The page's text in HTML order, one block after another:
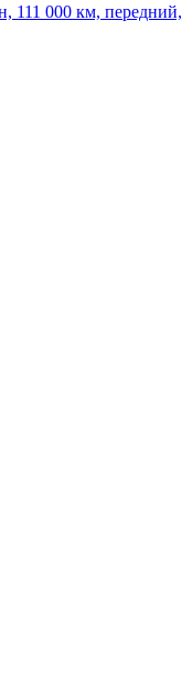
111 000 км, передний,